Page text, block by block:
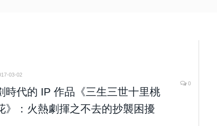
03-02
0
時代的 IP 作品《三生三世十里桃
》：火熱劇揮之不去的抄襲困擾